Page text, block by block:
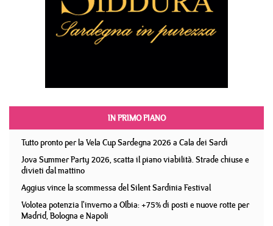
IN PRIMO PIANO
Tutto pronto per la Vela Cup Sardegna 2026 a Cala dei Sardi
Jova Summer Party 2026, scatta il piano viabilità. Strade chiuse e
divieti dal mattino
Aggius vince la scommessa del Silent Sardinia Festival
Volotea potenzia l'inverno a Olbia: +75% di posti e nuove rotte per
Madrid, Bologna e Napoli